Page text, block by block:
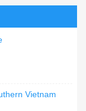
Vietnam